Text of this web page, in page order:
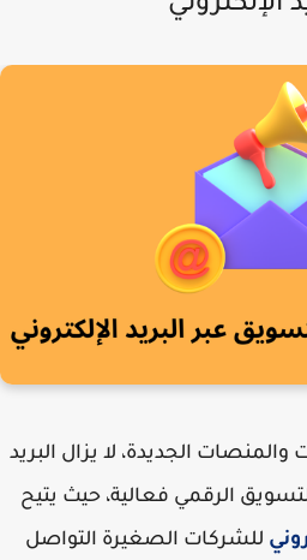
الجديدة، لا يزال البريد
الرقمي فعالية، حيث يتيح
للشركات الصغيرة التواصل